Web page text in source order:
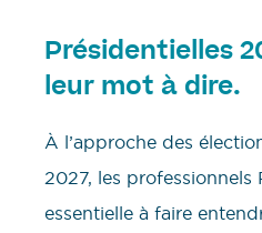
Présidentielles
leur mot à dire.
À l’approche des
2027, les professionnels
essentielle à faire